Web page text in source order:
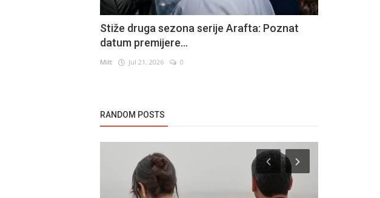
Stiže druga sezona serije Arafta: Poznat
datum premijere...
Milt Jul 21, 2026 0
RANDOM POSTS